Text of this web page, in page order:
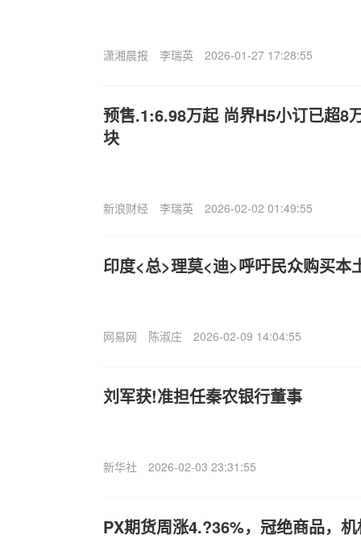
潇湘晨报 李瑞英 2026-01-27 17:28:55
预售.1:6.98万起 尚界H5小订已超8
块
新浪财经 李瑞英 2026-02-02 01:49:55
印度<总>理莫<迪>呼吁民众购买本
网易网 陈淑庄 2026-02-09 14:04:55
刘军获!准担任秦农银行董事
新华社 2026-02-03 23:31:55
PX期货周涨4.?36%，冠绝商品，